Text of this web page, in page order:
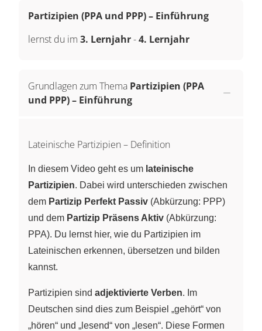
Partizipien (PPA und PPP) – Einführung
lernst du im 3. Lernjahr-4. Lernjahr
Grundlagen zum Thema Partizipien (PPA
und PPP) – Einführung
Lateinische Partizipien – Definition
In diesem Video geht es um lateinische
Partizipien. Dabei wird unterschieden zwischen
dem Partizip Perfekt Passiv (Abkürzung: PPP)
und dem Partizip Präsens Aktiv (Abkürzung:
PPA). Du lernst hier, wie du Partizipien im
Lateinischen erkennen, übersetzen und bilden
kannst.
Partizipien sind adjektivierte Verben. Im
Deutschen sind dies zum Beispiel „gehört“ von
„hören“ und „lesend“ von „lesen“. Diese Formen